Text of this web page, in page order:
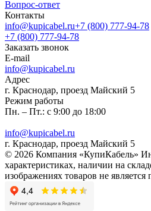
Вопрос-ответ
Контакты
info@kupicabel.ru+7 (800) 777-94-78
+7 (800) 777-94-78
Заказать звонок
E-mail
info@kupicabel.ru
Адрес
г. Краснодар, проезд Майский 5
Режим работы
Пн. – Пт.: с 9:00 до 18:00
info@kupicabel.ru
г. Краснодар, проезд Майский 5
© 2026 Компания «КупиКабель»
характеристиках, наличии на
изображениях товаров не